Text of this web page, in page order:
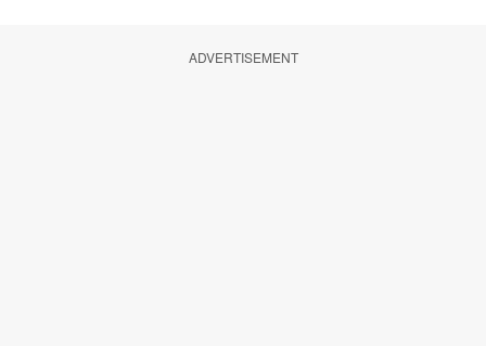
ADVERTISEMENT